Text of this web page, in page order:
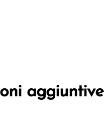
aggiuntive